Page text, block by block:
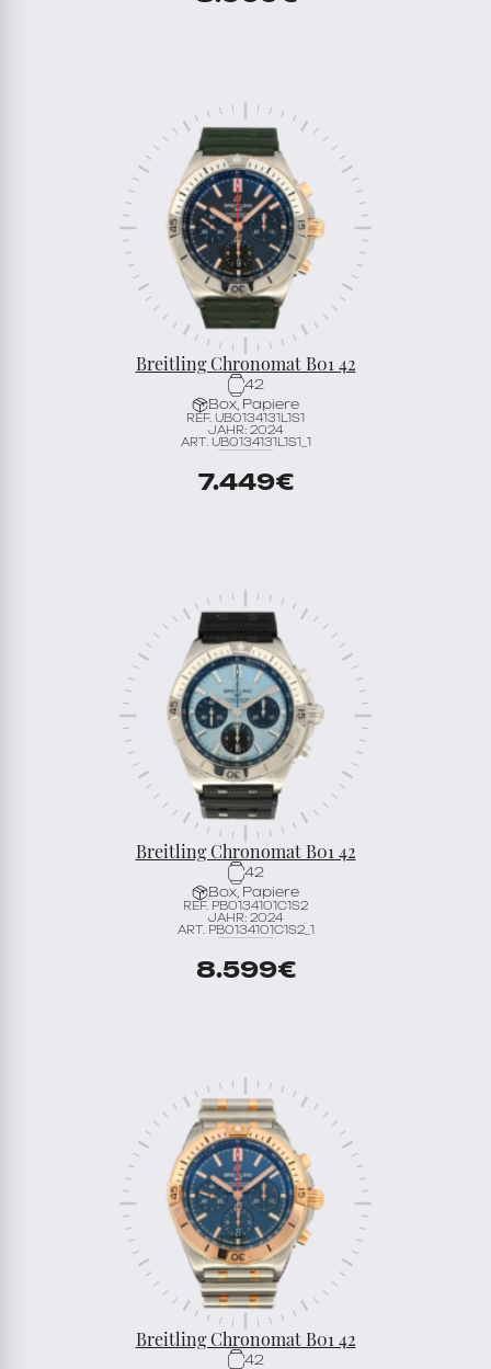
Breitling Chronomat B01 42
42
Box, Papiere
REF. UB0134131L1S1
JAHR: 2024
ART. UB0134131L1S1_1
7.449€
Breitling Chronomat B01 42
42
Box, Papiere
REF. PB0134101C1S2
JAHR: 2024
ART. PB0134101C1S2_1
8.599€
Breitling Chronomat B01 42
42